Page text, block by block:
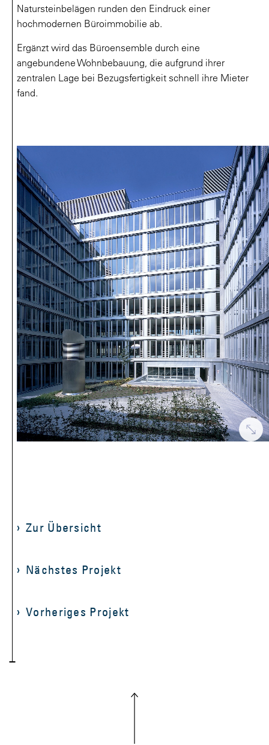
Natursteinbelägen runden den Eindruck einer
hochmodernen Büroimmobilie ab.
Ergänzt wird das Büroensemble durch eine
angebundene Wohnbebauung, die aufgrund ihrer
zentralen Lage bei Bezugsfertigkeit schnell ihre Mieter
fand.
Zur Übersicht
Nächstes Projekt
Vorheriges Projekt